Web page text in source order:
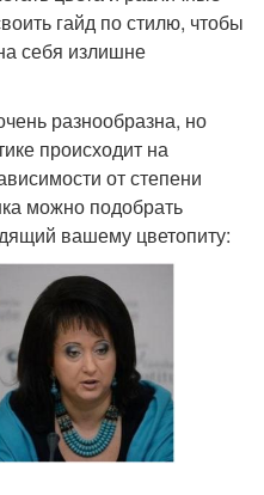
гайд по стилю, чтобы
себя излишне
разнообразна, но
происходит на
от степени
можно подобрать
вашему цветопиту: